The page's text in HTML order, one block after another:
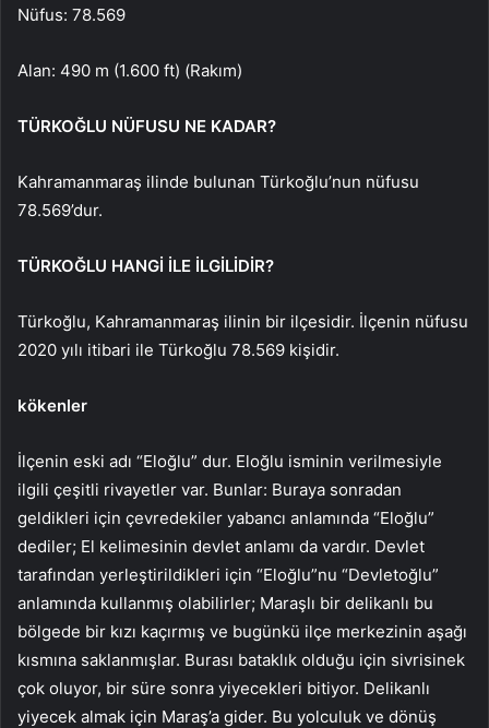
Nüfus: 78.569
Alan: 490 m (1.600 ft) (Rakım)
TÜRKOĞLU NÜFUSU NE KADAR?
Kahramanmaraş ilinde bulunan Türkoğlu’nun nüfusu
78.569’dur.
TÜRKOĞLU HANGİ İLE İLGİLİDİR?
Türkoğlu, Kahramanmaraş ilinin bir ilçesidir. İlçenin nüfusu
2020 yılı itibari ile Türkoğlu 78.569 kişidir.
kökenler
İlçenin eski adı “Eloğlu” dur. Eloğlu isminin verilmesiyle
ilgili çeşitli rivayetler var. Bunlar: Buraya sonradan
geldikleri için çevredekiler yabancı anlamında “Eloğlu”
dediler; El kelimesinin devlet anlamı da vardır. Devlet
tarafından yerleştirildikleri için “Eloğlu”nu “Devletoğlu”
anlamında kullanmış olabilirler; Maraşlı bir delikanlı bu
bölgede bir kızı kaçırmış ve bugünkü ilçe merkezinin aşağı
kısmına saklanmışlar. Burası bataklık olduğu için sivrisinek
çok oluyor, bir süre sonra yiyecekleri bitiyor. Delikanlı
yiyecek almak için Maraş’a gider. Bu yolculuk ve dönüş